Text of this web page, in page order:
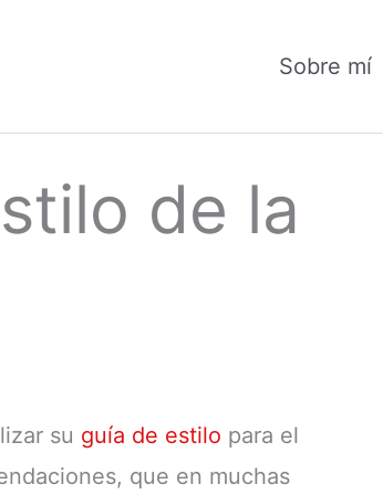
Sobre mí
de la
su guía de estilo para el
que en muchas